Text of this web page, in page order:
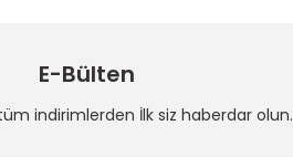
E-Bülten
indirimlerden İlk siz haberdar olun.